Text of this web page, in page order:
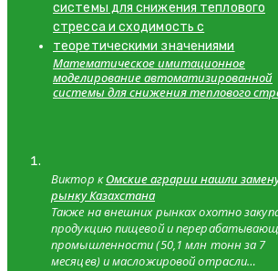
Математическое имитационное
моделирование автоматизированной
системы для снижения теплового
Виктор кОмские аграрии нашли
рынку Казахстана
Также на внешних рынках охотно
продукцию пищевой и
промышленности (50,1 млн тонн за 7
месяцев) и масложировой отрасли…